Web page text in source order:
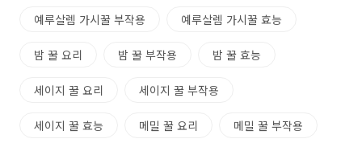
예루살렘 가시꿀 부작용 예루살렘 가시꿀 효능
밤 꿀 요리 밤 꿀 부작용 밤 꿀 효능
세이지 꿀 요리 세이지 꿀 부작용
세이지 꿀 효능 메밀 꿀 요리 메밀 꿀 부작용